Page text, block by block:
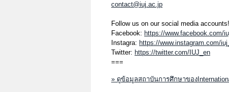
contact@iuj.ac.jp
Follow us on our social media accounts!
Facebook: https://www.facebook.com/
Instagra: https://www.instagram.com/
Twitter: https://twitter.com/IUJ_en
===
» ดูข้อมูลสถาบันการศึกษาของ